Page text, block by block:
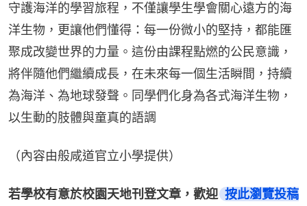
守護海洋的學習旅程，不僅讓學生學會關心遠方的海
洋生物，更讓他們懂得：每一份微小的堅持，都能匯
聚成改變世界的力量。這份由課程點燃的公民意識，
將伴隨他們繼續成長，在未來每一個生活瞬間，持續
為海洋、為地球發聲。同學們化身為各式海洋生物，
以生動的肢體與童真的語調
（內容由般咸道官立小學提供）
若學校有意於校園天地刊登文章，歡迎 按此瀏覽投稿